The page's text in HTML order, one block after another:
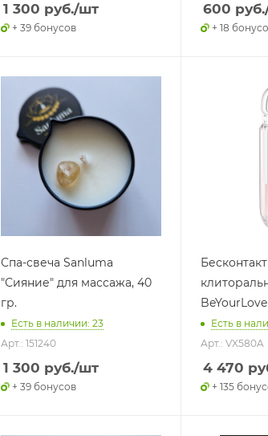
1 300 руб./шт
+ 39 бонусов
600 руб.
+ 18
Спа-свеча Sanluma
"Сияние" для массажа, 40
гр.
Есть в наличии: 23
Арт.: 151240
1 300 руб./шт
+ 39 бонусов
Есть в
Арт.: VX580A
4 470
+ 135